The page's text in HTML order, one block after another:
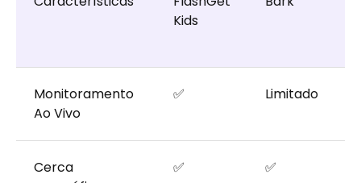
Kids
Monitoramento
Ao Vivo
✅ Limitado
Cerca
✅ ✅